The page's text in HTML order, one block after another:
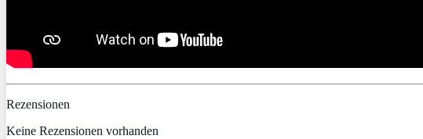
Rezensionen
Keine Rezensionen vorhanden